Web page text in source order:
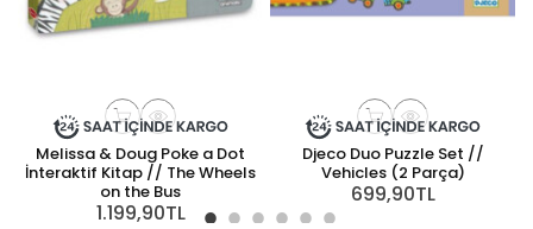
Melissa & Doug Poke a Dot
İnteraktif Kitap // The Wheels
on the Bus
1.199,90TL
Djeco Duo Puzzle Set //
Vehicles (2 Parça)
699,90TL